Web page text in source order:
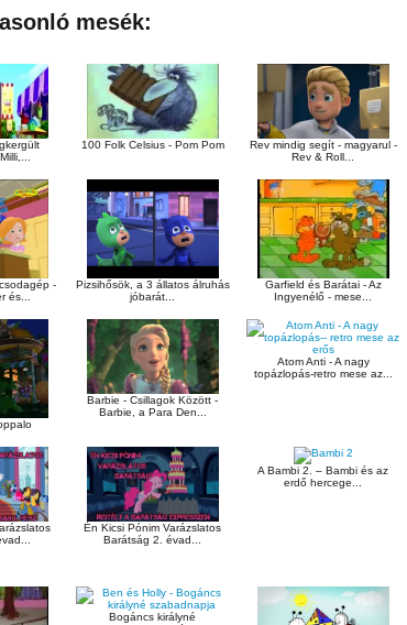
mesék:
100 Folk Celsius - Pom Pom
Rev mindig segít - magyarul -
Rev & Roll...
-
és...
Pizsihősök, a 3 állatos álruhás
jóbarát...
Garfield és Barátai - Az
Ingyenélő - mese...
Barbie - Csillagok Között -
Barbie, a Para Den...
Atom Anti - A nagy
topázlopás-retro mese az...
Én Kicsi Pónim Varázslatos
Barátság 2. évad...
A Bambi 2. – Bambi és az
erdő hercege...
Bogáncs királyné